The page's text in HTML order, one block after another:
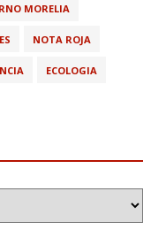
MORELIA
NOTA ROJA
ECOLOGIA